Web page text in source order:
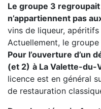
Le groupe 3
n’appartiennent pas
vins de liqueur,
Actuellement, le
Pour l’ouverture d’un
(et 2) à La Valette-du-
licence est en général
de restauration